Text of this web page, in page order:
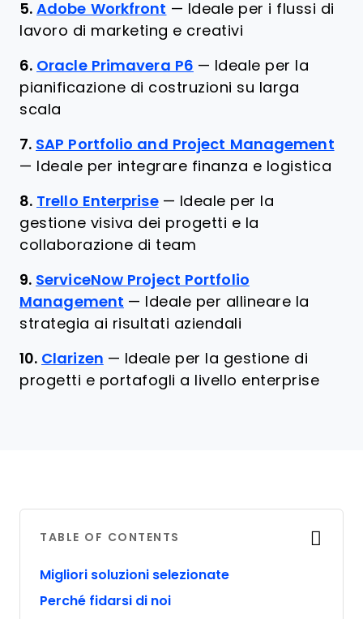
5. Adobe Workfront — Ideale per i flussi di
lavoro di marketing e creativi
6. Oracle Primavera P6 — Ideale per la
pianificazione di costruzioni su larga
scala
7. SAP Portfolio and Project Management
—
Ideale per integrare finanza e logistica
8. Trello Enterprise — Ideale per la
gestione visiva dei progetti e la
collaborazione di team
9. ServiceNow Project Portfolio
Management —
Ideale per allineare la
strategia ai risultati aziendali
10. Clarizen — Ideale per la gestione di
progetti e portafogli a livello enterprise
TABLE OF CONTENTS
Migliori soluzioni selezionate
Perché fidarsi di noi